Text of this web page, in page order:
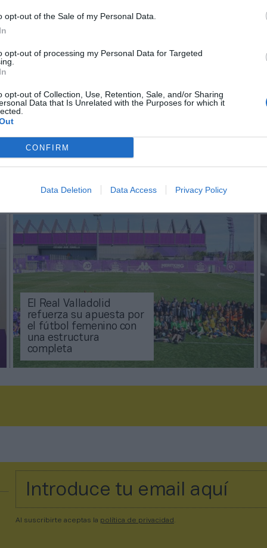
opt-out of the Sale of my Personal Data.
opt-out of processing my Personal Data for Targeted
opt-out of Collection, Use, Retention, Sale, and/or Sharing
Data that Is Unrelated with the Purposes for which it
CONFIRM
Data Deletion Data Access Privacy Policy
no formas parte de 2Playbook
¡Suscríbete! Inicia sesión
El Real Valladolid
refuerza su apuesta por
el fútbol femenino con
una estructura
completa
Al suscribirte aceptas la política de privacidad